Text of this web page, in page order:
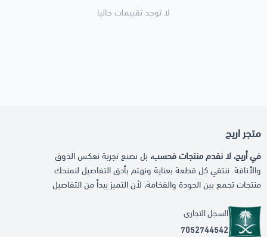
لا توجد تقييمات حاليا
متجر اريج
في أريج، لا نقدم منتجات فحسب، بل نصنع تجربة تعكس الذوق
والأناقة. ننتقي كل قطعة بعناية ونهتم بأدق التفاصيل لنمنحك
منتجات تجمع بين الجودة والفخامة، لأن التميز يبدأ من التفاصيل
السجل التجاري
7052744542